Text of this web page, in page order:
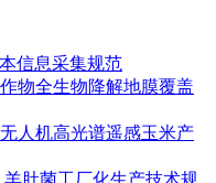
信息采集规范
物全生物降解地膜覆盖
人机高光谱遥感玉米产